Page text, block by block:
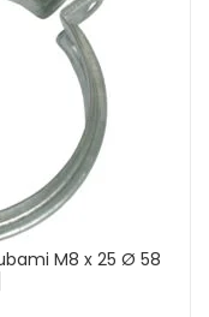
M8 x 25 Ø 58